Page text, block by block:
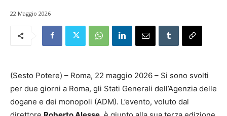
22 Maggio 2026
(Sesto Potere) – Roma, 22 maggio 2026 – Si sono svolti
per due giorni a Roma, gli Stati Generali dell’Agenzia delle
dogane e dei monopoli (ADM). L’evento, voluto dal